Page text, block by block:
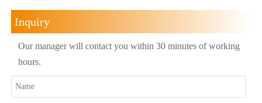
Inquiry
Our manager will contact you within 30 minutes of working
hours.